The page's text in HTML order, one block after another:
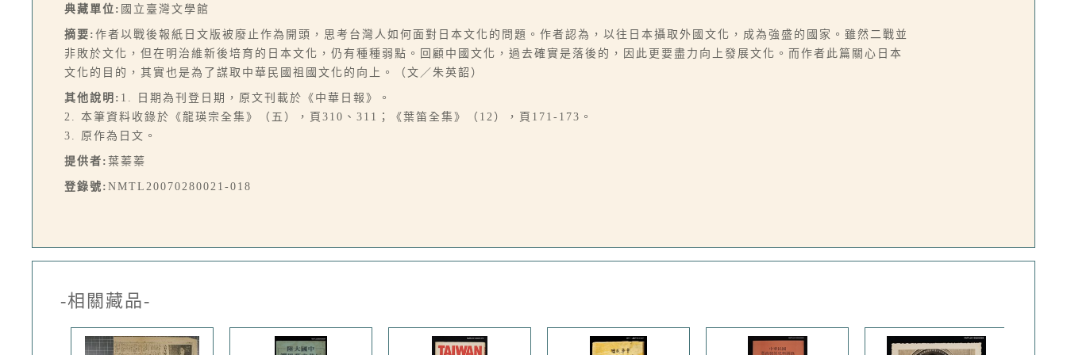
典藏單位: 國立臺灣文學館
摘要: 作者以戰後報紙日文版被廢止作為開頭，思考台灣人如何面對日本文化的問題。作者認為，以往日本攝取外國文化，成為強盛的國家。雖然二戰並
非敗於文化，但在明治維新後培育的日本文化，仍有種種弱點。回顧中國文化，過去確實是落後的，因此更要盡力向上發展文化。而作者此篇關心日本
文化的目的，其實也是為了謀取中華民國祖國文化的向上。（文／朱英韶）
其他說明: 1. 日期為刊登日期，原文刊載於《中華日報》。
2. 本筆資料收錄於《龍瑛宗全集》（五），頁310、311；《葉笛全集》（12），頁171-173。
3. 原作為日文。
提供者: 葉蓁蓁
登錄號: NMTL20070280021-018
-相關藏品-